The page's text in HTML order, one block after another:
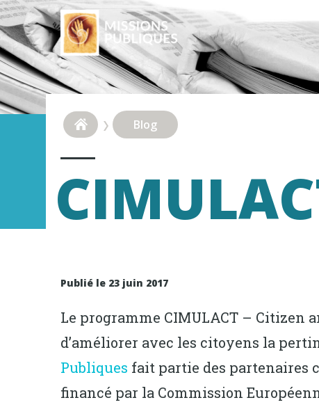
Blog
Publié le 23 juin 2017
Le programme CIMULACT – Citizen
d’améliorer avec les citoyens la
Publiques fait partie des partenaires
financé par la Commission